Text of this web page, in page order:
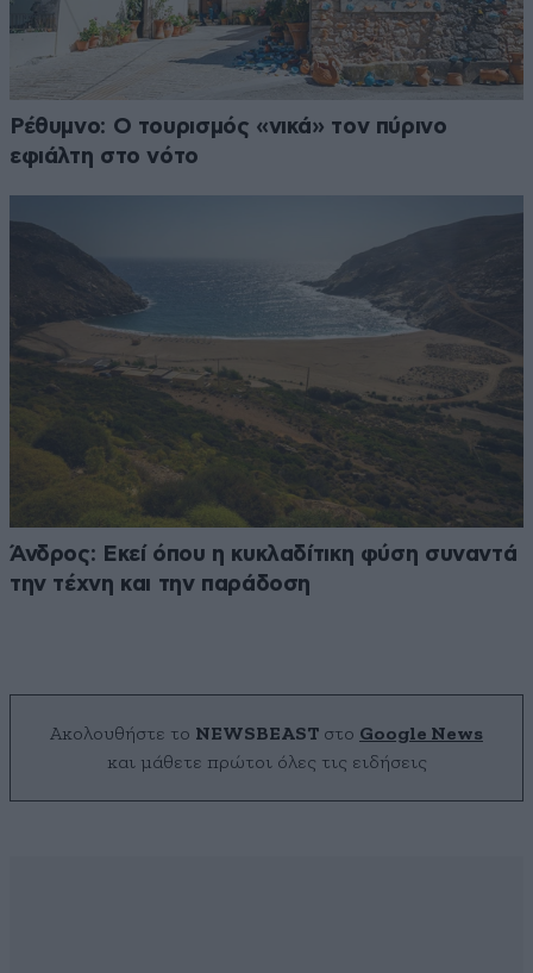
Ρέθυμνο: Ο τουρισμός «νικά» τον πύρινο
εφιάλτη στο νότο
Άνδρος: Εκεί όπου η κυκλαδίτικη φύση συναντά
την τέχνη και την παράδοση
Ακολουθήστε το NEWSBEAST στο Google News
και μάθετε πρώτοι όλες τις ειδήσεις